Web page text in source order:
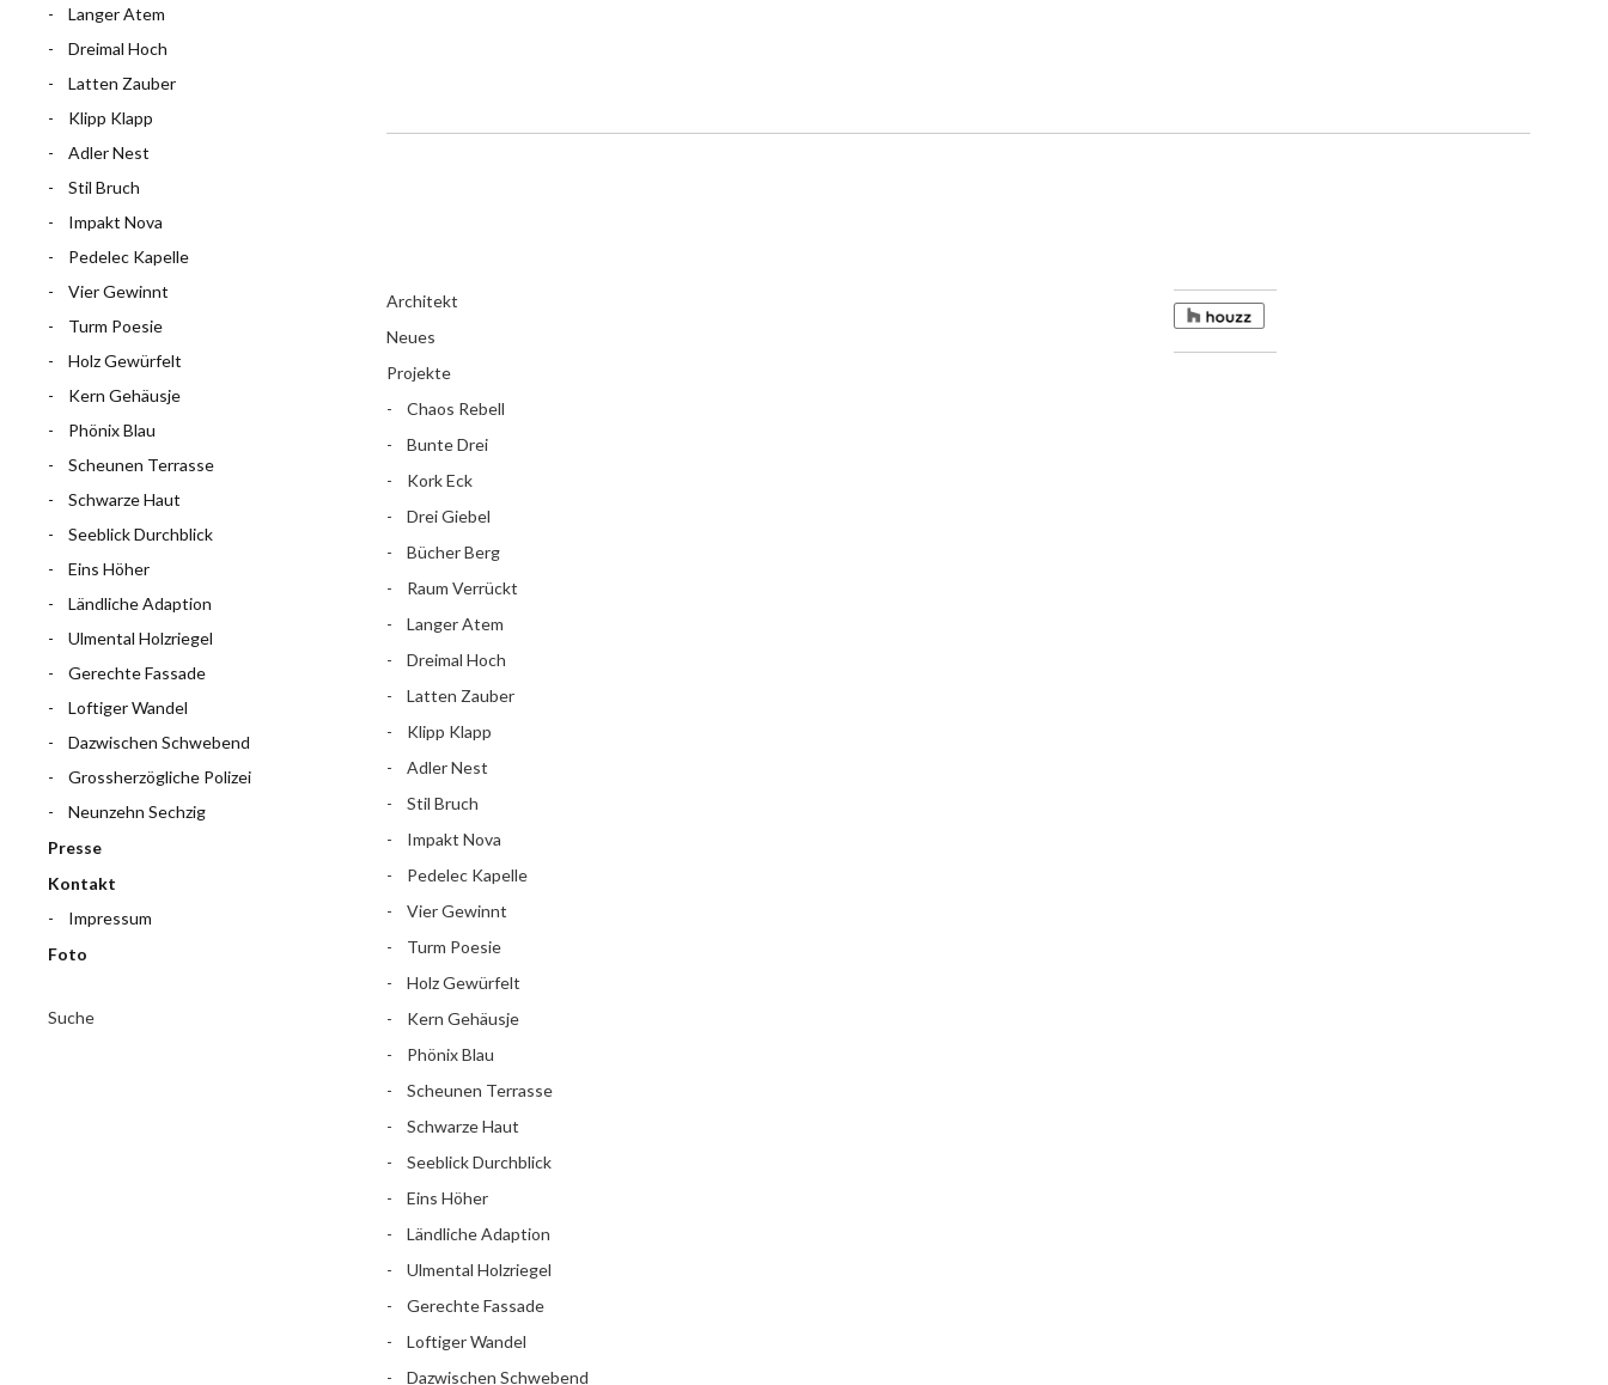
Langer Atem
Dreimal Hoch
Latten Zauber
Klipp Klapp
Adler Nest
Stil Bruch
Impakt Nova
Pedelec Kapelle
Vier Gewinnt
Turm Poesie
Holz Gewürfelt
Kern Gehäusje
Phönix Blau
Scheunen Terrasse
Schwarze Haut
Seeblick Durchblick
Eins Höher
Ländliche Adaption
Ulmental Holzriegel
Gerechte Fassade
Loftiger Wandel
Dazwischen Schwebend
Grossherzögliche Polizei
Neunzehn Sechzig
Presse
Kontakt
Impressum
Foto
Suche
Architekt
Neues
Projekte
Chaos Rebell
Bunte Drei
Kork Eck
Drei Giebel
Bücher Berg
Raum Verrückt
Langer Atem
Dreimal Hoch
Latten Zauber
Klipp Klapp
Adler Nest
Stil Bruch
Impakt Nova
Pedelec Kapelle
Vier Gewinnt
Turm Poesie
Holz Gewürfelt
Kern Gehäusje
Phönix Blau
Scheunen Terrasse
Schwarze Haut
Seeblick Durchblick
Eins Höher
Ländliche Adaption
Ulmental Holzriegel
Gerechte Fassade
Loftiger Wandel
Dazwischen Schwebend